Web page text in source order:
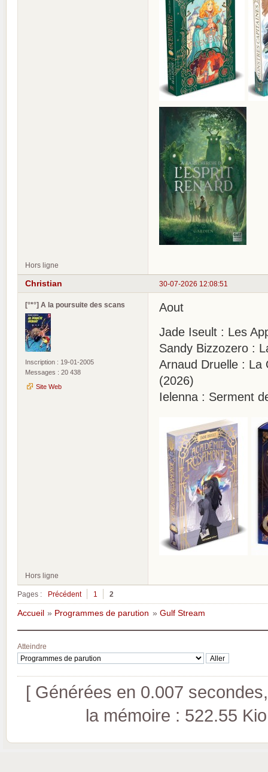
Hors ligne
30-07-2026 12:08:51
Christian
[°*°] A la poursuite des scans
Inscription : 19-01-2005
Messages : 20 438
Site Web
Aout
Jade Iseult : Les
Sandy Bizzozero :
Arnaud Druelle : La
(2026)
Ielenna : Serment
Hors ligne
Pages : Précédent 1 2
Accueil » Programmes de parution » Gulf Stream
Atteindre
[ Générées en 0.007
la mémoire : 522.55